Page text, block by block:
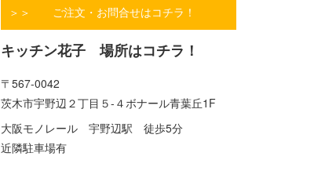
＞＞ ご注文・お問合せはコチラ！
キッチン花子 場所はコチラ！
〒567-0042
茨木市宇野辺２丁目５-４ボナール青葉丘1F
大阪モノレール 宇野辺駅 徒歩5分
近隣駐車場有